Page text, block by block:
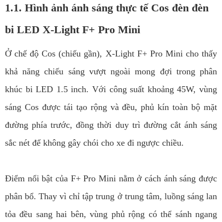
1.1. Hình ảnh ánh sáng thực tế Cos đèn đèn
bi LED X-Light F+ Pro Mini
Ở chế độ Cos (chiếu gần), X-Light F+ Pro Mini cho thấy
khả năng chiếu sáng vượt ngoài mong đợi trong phân
khúc bi LED 1.5 inch. Với công suất khoảng 45W, vùng
sáng Cos được tái tạo rộng và đều, phủ kín toàn bộ mặt
đường phía trước, đồng thời duy trì đường cắt ánh sáng
sắc nét để không gây chói cho xe đi ngược chiều.
Điểm nổi bật của F+ Pro Mini nằm ở cách ánh sáng được
phân bổ. Thay vì chỉ tập trung ở trung tâm, luồng sáng lan
tỏa đều sang hai bên, vùng phủ rộng có thể sánh ngang